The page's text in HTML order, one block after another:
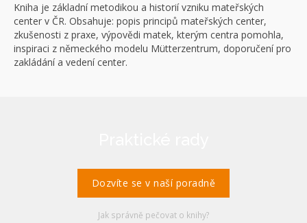
Kniha je základní metodikou a historií vzniku mateřských
center v ČR. Obsahuje: popis principů mateřských center,
zkušenosti z praxe, výpovědi matek, kterým centra pomohla,
inspiraci z německého modelu Mütterzentrum, doporučení pro
zakládání a vedení center.
Dozvíte se v naší poradně
Jak správně pečovat o knihy?